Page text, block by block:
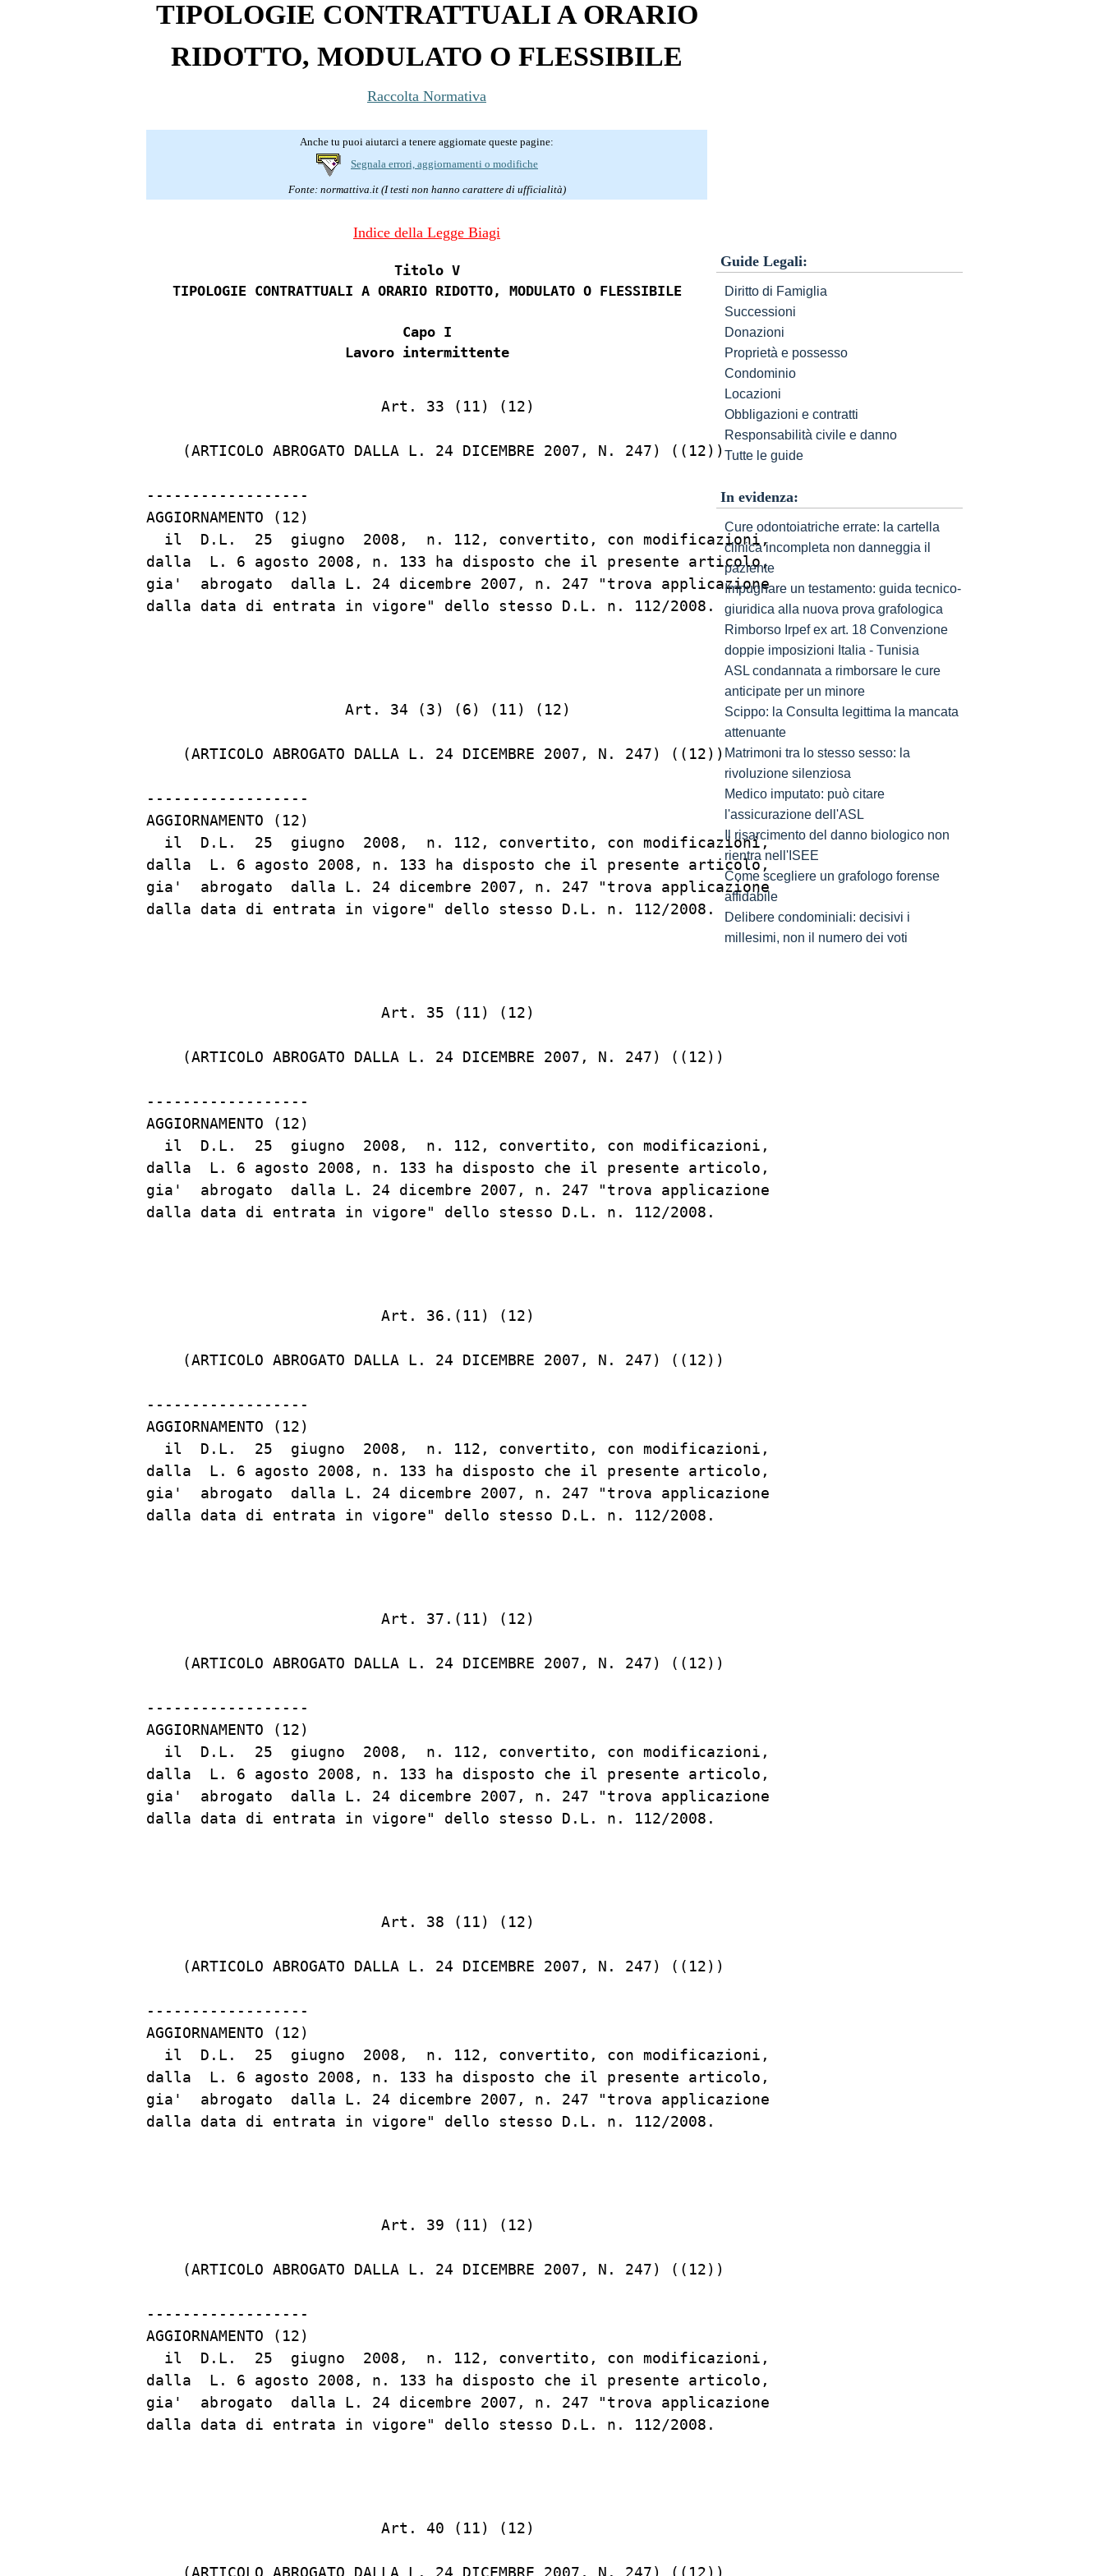
TIPOLOGIE CONTRATTUALI A ORARIO
RIDOTTO, MODULATO O FLESSIBILE
Raccolta Normativa
Anche tu puoi aiutarci a tenere aggiornate queste pagine:
Segnala errori, aggiornamenti o modifiche
Fonte: normattiva.it (I testi non hanno carattere di ufficialità)
Indice della Legge Biagi
Titolo V
TIPOLOGIE CONTRATTUALI A ORARIO RIDOTTO, MODULATO O FLESSIBILE
Capo I
Lavoro intermittente
                          Art. 33 (11) (12)
    (ARTICOLO ABROGATO DALLA L. 24 DICEMBRE 2007, N. 247) ((12))
------------------
AGGIORNAMENTO (12)
  il  D.L.  25  giugno  2008,  n. 112, convertito, con modificazioni,
dalla  L. 6 agosto 2008, n. 133 ha disposto che il presente articolo,
gia'  abrogato  dalla L. 24 dicembre 2007, n. 247 "trova applicazione
dalla data di entrata in vigore" dello stesso D.L. n. 112/2008.
                      Art. 34 (3) (6) (11) (12)
    (ARTICOLO ABROGATO DALLA L. 24 DICEMBRE 2007, N. 247) ((12))
------------------
AGGIORNAMENTO (12)
  il  D.L.  25  giugno  2008,  n. 112, convertito, con modificazioni,
dalla  L. 6 agosto 2008, n. 133 ha disposto che il presente articolo,
gia'  abrogato  dalla L. 24 dicembre 2007, n. 247 "trova applicazione
dalla data di entrata in vigore" dello stesso D.L. n. 112/2008.
                          Art. 35 (11) (12)
    (ARTICOLO ABROGATO DALLA L. 24 DICEMBRE 2007, N. 247) ((12))
------------------
AGGIORNAMENTO (12)
  il  D.L.  25  giugno  2008,  n. 112, convertito, con modificazioni,
dalla  L. 6 agosto 2008, n. 133 ha disposto che il presente articolo,
gia'  abrogato  dalla L. 24 dicembre 2007, n. 247 "trova applicazione
dalla data di entrata in vigore" dello stesso D.L. n. 112/2008.
                          Art. 36.(11) (12)
    (ARTICOLO ABROGATO DALLA L. 24 DICEMBRE 2007, N. 247) ((12))
------------------
AGGIORNAMENTO (12)
  il  D.L.  25  giugno  2008,  n. 112, convertito, con modificazioni,
dalla  L. 6 agosto 2008, n. 133 ha disposto che il presente articolo,
gia'  abrogato  dalla L. 24 dicembre 2007, n. 247 "trova applicazione
dalla data di entrata in vigore" dello stesso D.L. n. 112/2008.
                          Art. 37.(11) (12)
    (ARTICOLO ABROGATO DALLA L. 24 DICEMBRE 2007, N. 247) ((12))
------------------
AGGIORNAMENTO (12)
  il  D.L.  25  giugno  2008,  n. 112, convertito, con modificazioni,
dalla  L. 6 agosto 2008, n. 133 ha disposto che il presente articolo,
gia'  abrogato  dalla L. 24 dicembre 2007, n. 247 "trova applicazione
dalla data di entrata in vigore" dello stesso D.L. n. 112/2008.
                          Art. 38 (11) (12)
    (ARTICOLO ABROGATO DALLA L. 24 DICEMBRE 2007, N. 247) ((12))
------------------
AGGIORNAMENTO (12)
  il  D.L.  25  giugno  2008,  n. 112, convertito, con modificazioni,
dalla  L. 6 agosto 2008, n. 133 ha disposto che il presente articolo,
gia'  abrogato  dalla L. 24 dicembre 2007, n. 247 "trova applicazione
dalla data di entrata in vigore" dello stesso D.L. n. 112/2008.
                          Art. 39 (11) (12)
    (ARTICOLO ABROGATO DALLA L. 24 DICEMBRE 2007, N. 247) ((12))
------------------
AGGIORNAMENTO (12)
  il  D.L.  25  giugno  2008,  n. 112, convertito, con modificazioni,
dalla  L. 6 agosto 2008, n. 133 ha disposto che il presente articolo,
gia'  abrogato  dalla L. 24 dicembre 2007, n. 247 "trova applicazione
dalla data di entrata in vigore" dello stesso D.L. n. 112/2008.
                          Art. 40 (11) (12)
    (ARTICOLO ABROGATO DALLA L. 24 DICEMBRE 2007, N. 247) ((12))
Guide Legali:
Diritto di Famiglia
Successioni
Donazioni
Proprietà e possesso
Condominio
Locazioni
Obbligazioni e contratti
Responsabilità civile e danno
Tutte le guide
In evidenza:
Cure odontoiatriche errate: la cartella
clinica incompleta non danneggia il
paziente
Impugnare un testamento: guida tecnico-
giuridica alla nuova prova grafologica
Rimborso Irpef ex art. 18 Convenzione
doppie imposizioni Italia - Tunisia
ASL condannata a rimborsare le cure
anticipate per un minore
Scippo: la Consulta legittima la mancata
attenuante
Matrimoni tra lo stesso sesso: la
rivoluzione silenziosa
Medico imputato: può citare
l'assicurazione dell'ASL
Il risarcimento del danno biologico non
rientra nell'ISEE
Come scegliere un grafologo forense
affidabile
Delibere condominiali: decisivi i
millesimi, non il numero dei voti